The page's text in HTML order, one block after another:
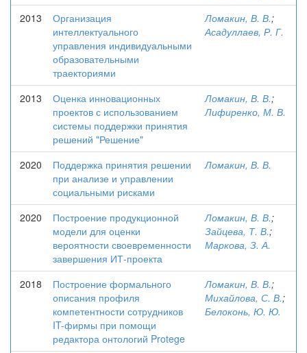
2013
Организация
интеллектуального
управления индивидуальными
образовательными
траекториями
Ломакин, В. В.;
Асадуллаев, Р. Г.
2013
Оценка инновационных
проектов с использованием
системы поддержки принятия
решений "Решение"
Ломакин, В. В.;
Лифиренко, М. В.
2020
Поддержка принятия решении
при анализе и управлении
социальными рисками
Ломакин, В. В.
2020
Построение продукционной
модели для оценки
вероятности своевременности
завершения ИТ-проекта
Ломакин, В. В.;
Зайцева, Т. В.;
Маркова, З. А.
2018
Построение формального
описания профиля
компетентности сотрудников
IT-фирмы при помощи
редактора онтологий Protege
Ломакин, В. В.;
Михайлова, С. В.;
Белоконь, Ю. Ю.